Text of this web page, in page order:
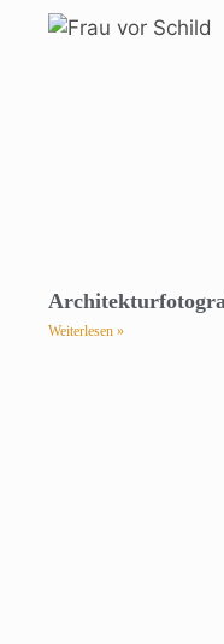
Weiterlesen »